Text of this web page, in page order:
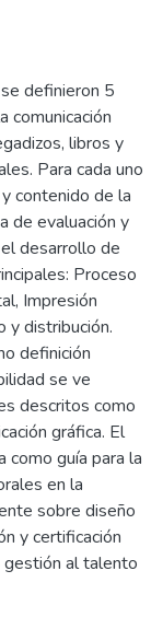
definieron 5
comunicación
libros y
Para cada uno
contenido de la
de evaluación y
desarrollo de
Proceso
Impresión
y distribución.
definición
se ve
descritos como
gráfica. El
como guía para la
en la
sobre diseño
y certificación
gestión al talento